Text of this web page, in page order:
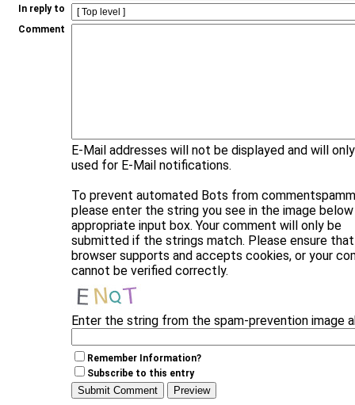
In reply to
Comment
E-Mail addresses will not be displayed and will
used for E-Mail notifications.
To prevent automated Bots from
please enter the string you see in the image
appropriate input box. Your comment will only be
submitted if the strings match. Please ensure
browser supports and accepts cookies, or your
cannot be verified correctly.
Enter the string from the spam-prevention image
Remember Information?
Subscribe to this entry